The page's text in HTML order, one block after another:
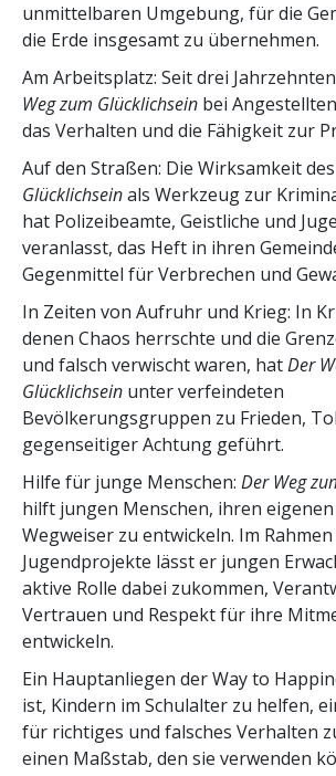
unmittelbaren Umgebung, für die
die Erde insgesamt zu übernehmen.
Am Arbeitsplatz: Seit drei
Weg zum Glücklichsein bei
das Verhalten und die Fähigkeit zur
Auf den Straßen: Die Wirksamkeit des
Glücklichseinals Werkzeug zur
hat Polizeibeamte, Geistliche und
veranlasst, das Heft in ihren
Gegenmittel für Verbrechen und
In Zeiten von Aufruhr und Krieg: In
denen Chaos herrschte und die
und falsch verwischt waren, hatDer
Glücklichsein unter verfeindeten
Bevölkerungsgruppen zu Frieden,
gegenseitiger Achtung geführt.
Hilfe für junge Menschen: Der Weg
hilft jungen Menschen, ihren
Wegweiser zu entwickeln. Im
Jugendprojekte lässt er jungen
aktive Rolle dabei zukommen,
Vertrauen und Respekt für ihre
entwickeln.
Ein Hauptanliegen der Way to
ist, Kindern im Schulalter zu helfen,
für richtiges und falsches Verhalten
einen Maßstab, den sie verwenden